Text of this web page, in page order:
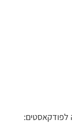
לפודקאסטים: